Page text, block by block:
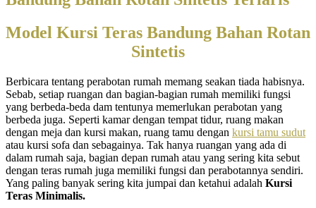
Model Kursi Teras Bandung Bahan Rotan
Sintetis
Berbicara tentang perabotan rumah memang seakan tiada habisnya.
Sebab, setiap ruangan dan bagian-bagian rumah memiliki fungsi
yang berbeda-beda dam tentunya memerlukan perabotan yang
berbeda juga. Seperti kamar dengan tempat tidur, ruang makan
dengan meja dan kursi makan, ruang tamu dengan kursi tamu sudut
atau kursi sofa dan sebagainya. Tak hanya ruangan yang ada di
dalam rumah saja, bagian depan rumah atau yang sering kita sebut
dengan teras rumah juga memiliki fungsi dan perabotannya sendiri.
Yang paling banyak sering kita jumpai dan ketahui adalah Kursi
Teras Minimalis.